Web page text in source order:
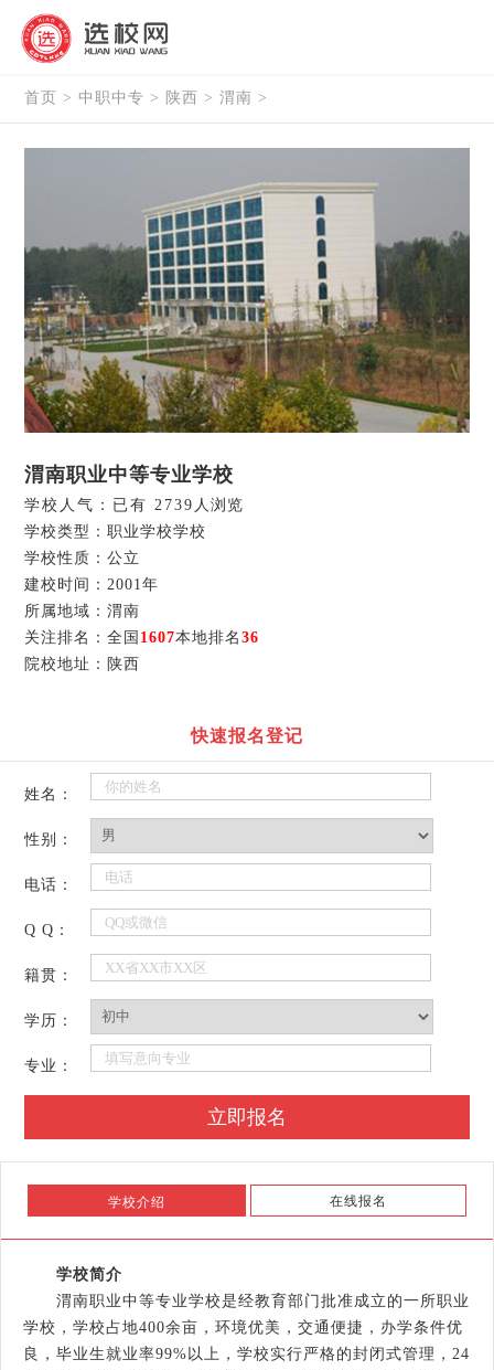
首页 > 中职中专 > 陕西 >渭南 >
渭南职业中等专业学校
学校人气：已有 2739人浏览
学校类型：职业学校学校
学校性质：公立
建校时间：2001年
所属地域：渭南
关注排名：全国 1607本地排名36
院校地址：陕西
快速报名登记
姓名：
性别：
电话：
Q Q：
籍贯：
学历：
专业：
学校介绍 在线报名
学校简介
渭南职业中等专业学校是经教育部门批准成立的一所职业
学校，学校占地400余亩，环境优美，交通便捷，办学条件优
良，毕业生就业率99%以上，学校实行严格的封闭式管理，24